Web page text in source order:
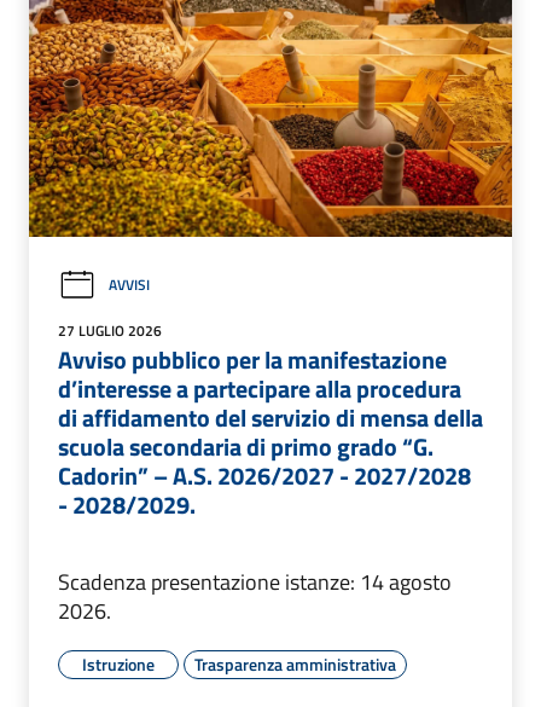
AVVISI
27 LUGLIO 2026
Avviso pubblico per la manifestazione
d’interesse a partecipare alla procedura
di affidamento del servizio di mensa della
scuola secondaria di primo grado “G.
Cadorin” – A.S. 2026/2027 - 2027/2028
- 2028/2029.
Scadenza presentazione istanze: 14 agosto
2026.
Istruzione Trasparenza amministrativa